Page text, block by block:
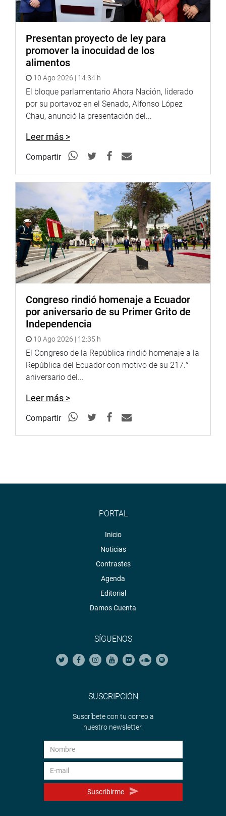
medalla de honor al conferencista internacional.
INSTITUCIONAL
Presentan proyecto de ley para
promover la inocuidad de los
alimentos
10 Ago 2026 | 14:34 h
El bloque parlamentario Ahora Nación, liderado
por su portavoz en el Senado, Alfonso López
Chau, anunció la presentación del...
Leer más >
Compartir
Congreso rindió homenaje a Ecuador
por aniversario de su Primer Grito de
Independencia
10 Ago 2026 | 12:35 h
El Congreso de la República rindió homenaje a la
República del Ecuador con motivo de su 217.°
aniversario del...
Leer más >
Compartir
PORTAL
Inicio
Noticias
Contrastes
Agenda
Editorial
Damos Cuenta
SÍGUENOS
SUSCRIPCIÓN
Suscríbete con tu correo a
nuestro newsletter.
Suscribirme